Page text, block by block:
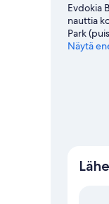
Evdokia
nauttia
Park
Näytä